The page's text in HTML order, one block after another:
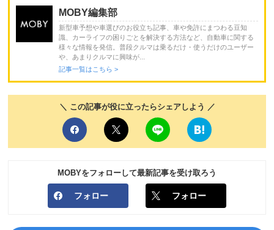
MOBY編集部
新型車予想や車選びのお役立ち記事、車や免許にまつわる豆知
識、カーライフの困りごとを解決する方法など、自動車に関する
様々な情報を発信。普段クルマは乗るだけ・使うだけのユーザー
や、あまりクルマに興味が...
記事一覧はこちら >
＼ この記事が役に立ったらシェアしよう ／
MOBYをフォローして最新記事を受け取ろう
フォロー フォロー